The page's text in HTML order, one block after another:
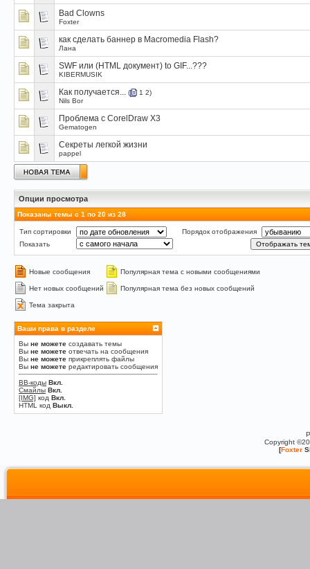
Bad Clowns
Foxter
как сделать баннер в Macromedia Flash?
Лана
SWF или (HTML документ) to GIF...???
KIBERMUSIK
Как получается... ( 1 2)
Nils Bor
Проблема с CorelDraw X3
Gematogen
Секреты легкой жизни
pappel
Опции просмотра
Показаны темы с 1 по 20 из 28
Тип сортировки
Порядок отображения
Показать
Новые сообщения Популярная тема с новыми сообщениями
Нет новых сообщений Популярная тема без новых сообщений
Тема закрыта
Ваши права в разделе
Вы не можете создавать темы
Вы не можете отвечать на сообщения
Вы не можете прикреплять файлы
Вы не можете редактировать сообщения
BB-коды Вкл.
Смайлы Вкл.
[IMG] код Вкл.
HTML код Выкл.
Copyright
[Foxter